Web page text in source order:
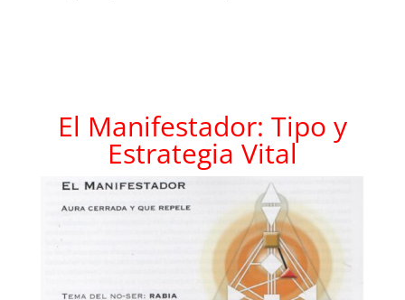
El Manifestador: Tipo y
Estrategia Vital